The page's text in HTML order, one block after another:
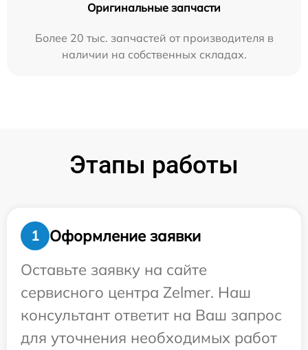
Оригинальные запчасти
Более 20 тыс. запчастей от производителя в
наличии на собственных складах.
Этапы работы
1
Оформление заявки
Оставьте заявку на сайте
сервисного центра Zelmer. Наш
консультант ответит на Ваш запрос
для уточнения необходимых работ